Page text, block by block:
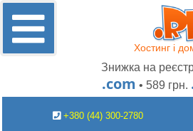
Хостинг і
Знижка на
.com • 589 грн.
+380 (44) 300-2780